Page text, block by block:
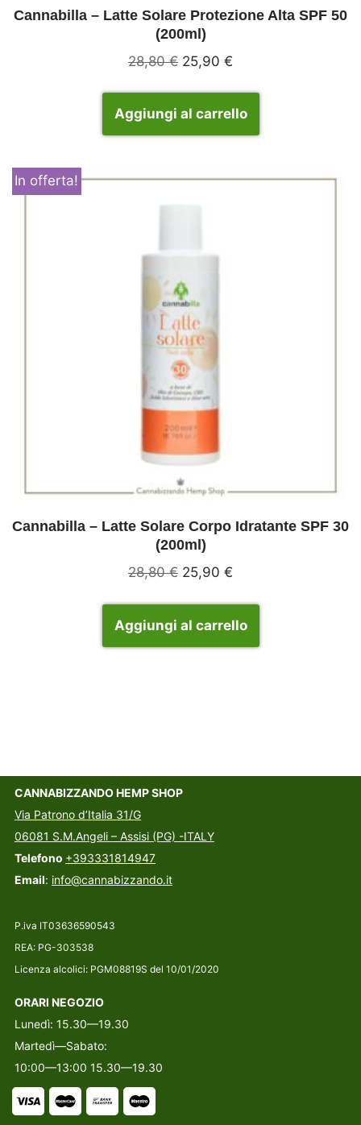
Cannabilla – Latte Solare Protezione Alta SPF 50
(200ml)
28,80€ 25,90 €
Aggiungi al carrello
In offerta!
Cannabilla – Latte Solare Corpo Idratante SPF 30
(200ml)
28,80€ 25,90 €
Aggiungi al carrello
CANNABIZZANDO HEMP SHOP
Via Patrono d’Italia 31/G
06081 S.M.Angeli – Assisi (PG) -ITALY
Telefono +393331814947
Email: info@cannabizzando.it
P.iva IT03636590543
REA: PG-303538
Licenza alcolici: PGM08819S del 10/01/2020
ORARI NEGOZIO
Lunedì: 15.30—19.30
Martedì—Sabato:
10:00—13:00 15.30—19.30